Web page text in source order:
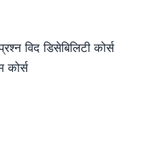
विद डिसेबिलिटी कोर्स
कोर्स